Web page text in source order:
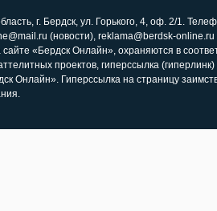
г. Бердск, ул. Горького, 4, оф. 2/1.
(новости), reklama@berdsk-
«Бердск Онлайн», охраняются в
проектов, гиперссылка
Онлайн». Гиперссылка на страницу